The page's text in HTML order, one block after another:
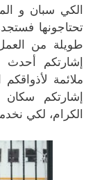
الكي سبان و
تحتاجونها
طويلة من
إشارتكم أحدث
ملائمة
إشارتكم سكان
الكرام، لكي